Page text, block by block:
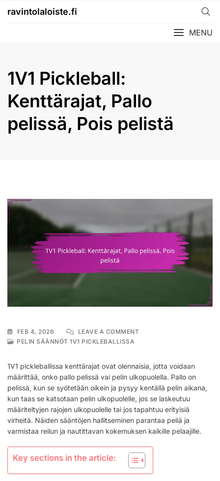
ravintolaloiste.fi
MENU
1V1 Pickleball:
Kenttärajat, Pallo
pelissä, Pois pelistä
FEB 4, 2026 LEAVE A COMMENTON
PALLO
PELISSÄ,
POIS
PELISTÄ
PELIN SÄÄNNÖT 1V1 PICKLEBALLISSA
1V1 pickleballissa kenttärajat ovat olennaisia, jotta voidaan
määrittää, onko pallo pelissä vai pelin ulkopuolella. Pallo on
pelissä, kun se syötetään oikein ja pysyy kentällä pelin aikana,
kun taas se katsotaan pelin ulkopuolelle, jos se laskeutuu
määriteltyjen rajojen ulkopuolelle tai jos tapahtuu erityisiä
virheitä. Näiden sääntöjen hallitseminen parantaa peliä ja
varmistaa reilun ja nautittavan kokemuksen kaikille pelaajille.
Key sections in the article: